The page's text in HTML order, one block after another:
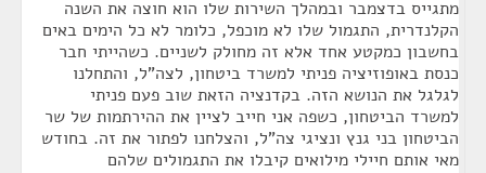
מתגייס בדצמבר ובמהלך השירות שלו הוא חוצה את השנה
הקלנדרית, התגמול שלו לא מוכפל, כלומר לא כל הימים באים
בחשבון כמקטע אחד אלא זה מחולק לשניים. כשהייתי חבר
כנסת באופוזיציה פניתי למשרד ביטחון, לצה"ל, והתחלנו
לגלגל את הנושא הזה. בקדנציה הזאת שוב פעם פניתי
למשרד הביטחון, כשפה אני חייב לציין את ההירתמות של שר
הביטחון בני גנץ ונציגי צה"ל, והצלחנו לפתור את זה. בחודש
מאי אותם חיילי מילואים קיבלו את התגמולים שלהם